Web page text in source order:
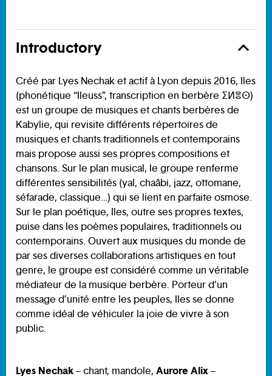
Introductory
Créé par Lyes Nechak et actif à Lyon depuis 2016, Iles
(phonétique “Ileuss”, transcription en berbère ⵉⵍⴻⵙ)
est un groupe de musiques et chants berbères de
Kabylie, qui revisite différents répertoires de
musiques et chants traditionnels et contemporains
mais propose aussi ses propres compositions et
chansons. Sur le plan musical, le groupe renferme
différentes sensibilités (yal, chaâbi, jazz, ottomane,
séfarade, classique…) qui se lient en parfaite osmose.
Sur le plan poétique, Iles, outre ses propres textes,
puise dans les poèmes populaires, traditionnels ou
contemporains. Ouvert aux musiques du monde de
par ses diverses collaborations artistiques en tout
genre, le groupe est considéré comme un véritable
médiateur de la musique berbère. Porteur d’un
message d’unité entre les peuples, Iles se donne
comme idéal de véhiculer la joie de vivre à son
public.
Lyes Nechak– chant, mandole, Aurore Alix–